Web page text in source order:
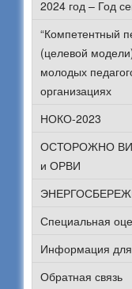
2024 год – Год
“Компетентный
(целевой
молодых
организациях
НОКО-2023
ОСТОРОЖНО
и ОРВИ
Специальная
Информация для
Обратная связь